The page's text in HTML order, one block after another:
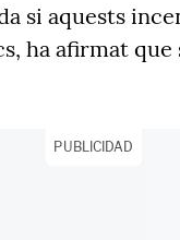
si aquests
ha afirmat que
PUBLICIDAD